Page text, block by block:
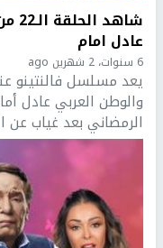
عادل امام
6 سنوات، 2 شهرين ago
يعد مسلسل فالنتينو
والوطن العربي عادل
الرمضاني بعد غياب